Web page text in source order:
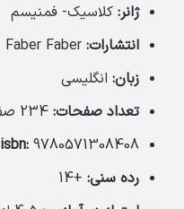
ژانر: کلاسیک- فمنیسم
انتشارات:
زبان: انگلیسی
تعداد صفحات:
isbn: 9780571308408
رده سنی: +14